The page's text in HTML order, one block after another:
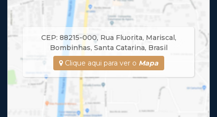
CEP: 88215-000, Rua Fluorita, Mariscal,
Bombinhas, Santa Catarina, Brasil
Clique aqui para ver o Mapa